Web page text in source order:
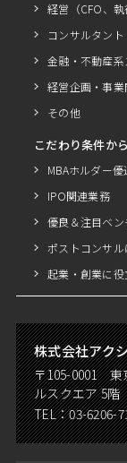
経営（CFO、執
コンサルタント
金融・不動産
経営企画・事業
その他
こだわり条件か
MBAホルダー優
IPO関連業務
優良＆注目ベン
ポストコンサ
起業・創業に役
株式会社アク
〒105-0001 東
ルスクエア 5階
TEL：03-6206-